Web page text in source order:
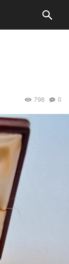
0
798